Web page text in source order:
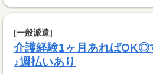
[一般派遣]
介護経験1ヶ月あればOK◎
♪週払いあり